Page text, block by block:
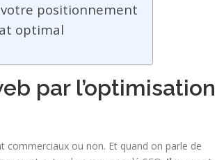
votre positionnement
optimal
par l’optimisation
commerciaux ou non. Et quand on parle de